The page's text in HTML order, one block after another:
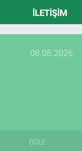
İLETIŞIM
08.08.2026
ÖĞLE